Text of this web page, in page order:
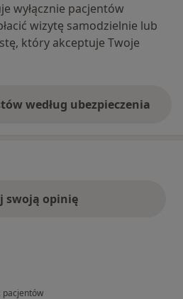
wyłącznie pacjentów
wizytę samodzielnie lub
który akceptuje Twoje
według ubezpieczenia
swoją opinię
pacjentów